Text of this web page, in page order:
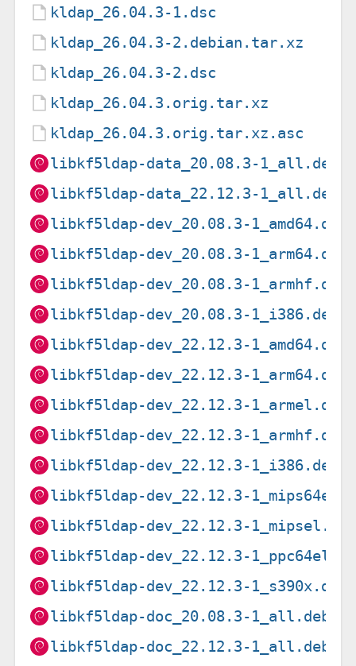
kldap_26.04.3-1.dsc
kldap_26.04.3-2.debian.tar.xz
kldap_26.04.3-2.dsc
kldap_26.04.3.orig.tar.xz
kldap_26.04.3.orig.tar.xz.asc
libkf5ldap-data_20.08.3-1_all.deb
libkf5ldap-data_22.12.3-1_all.deb
libkf5ldap-dev_20.08.3-1_amd64.deb
libkf5ldap-dev_20.08.3-1_arm64.deb
libkf5ldap-dev_20.08.3-1_armhf.deb
libkf5ldap-dev_20.08.3-1_i386.deb
libkf5ldap-dev_22.12.3-1_amd64.deb
libkf5ldap-dev_22.12.3-1_arm64.deb
libkf5ldap-dev_22.12.3-1_armel.deb
libkf5ldap-dev_22.12.3-1_armhf.deb
libkf5ldap-dev_22.12.3-1_i386.deb
libkf5ldap-dev_22.12.3-
libkf5ldap-dev_22.12.3-1_mipsel.deb
libkf5ldap-dev_22.12.3-
libkf5ldap-dev_22.12.3-1_s390x.deb
libkf5ldap-doc_20.08.3-1_all.deb
libkf5ldap-doc_22.12.3-1_all.deb